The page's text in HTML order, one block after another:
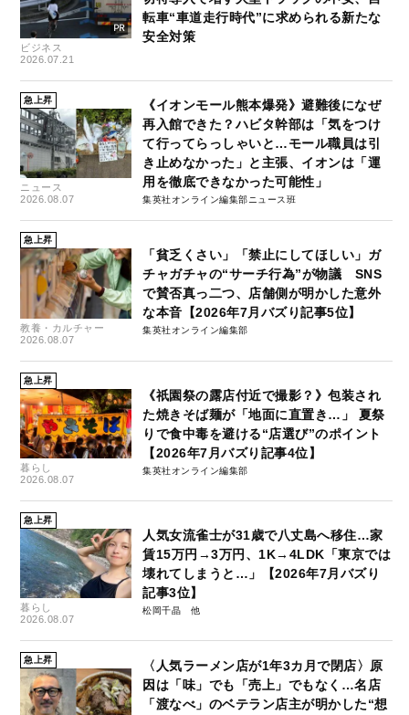
ビジネス
2026.07.21
転車“車道走行時代”に求められる新たな
安全対策
急上昇
ニュース
2026.08.07
《イオンモール熊本爆発》避難後になぜ
再入館できた？ハビタ幹部は「気をつけ
て行ってらっしゃいと…モール職員は引
き止めなかった」と主張、イオンは「運
用を徹底できなかった可能性」
集英社オンライン編集部ニュース班
急上昇
教養・カルチャー
2026.08.07
「貧乏くさい」「禁止にしてほしい」ガ
チャガチャの“サーチ行為”が物議 SNS
で賛否真っ二つ、店舗側が明かした意外
な本音【2026年7月バズり記事5位】
集英社オンライン編集部
急上昇
暮らし
2026.08.07
《祇園祭の露店付近で撮影？》包装され
た焼きそば麺が「地面に直置き…」 夏祭
りで食中毒を避ける“店選び”のポイント
【2026年7月バズり記事4位】
集英社オンライン編集部
急上昇
暮らし
2026.08.07
人気女流雀士が31歳で八丈島へ移住…家
賃15万円→3万円、1K→4LDK「東京では
壊れてしまうと…」【2026年7月バズり
記事3位】
松岡千晶
急上昇
〈人気ラーメン店が1年3カ月で閉店〉原
因は「味」でも「売上」でもなく…名店
「渡なべ」のベテラン店主が明かした“想